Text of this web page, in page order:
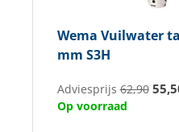
Wema Vuilwater
mm S3H
Adviesprijs62,90
Op voorraad